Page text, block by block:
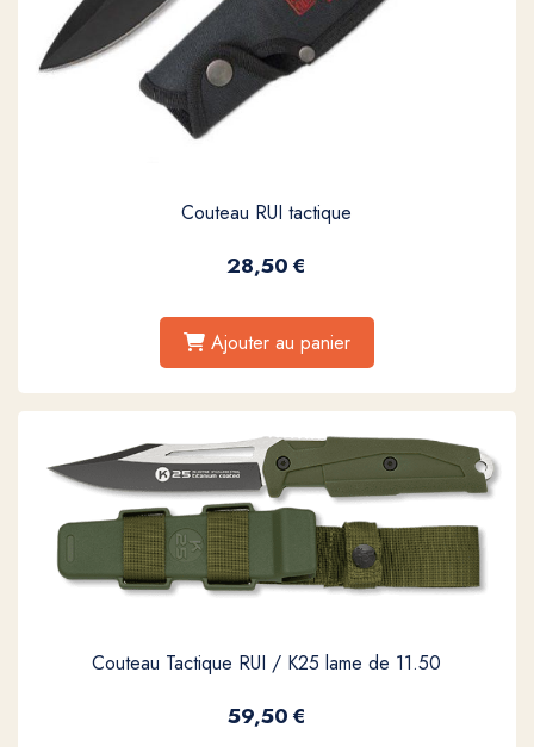
Couteau RUI tactique
28,50€
Ajouter au panier
Couteau Tactique RUI / K25 lame de 11.50
59,50€